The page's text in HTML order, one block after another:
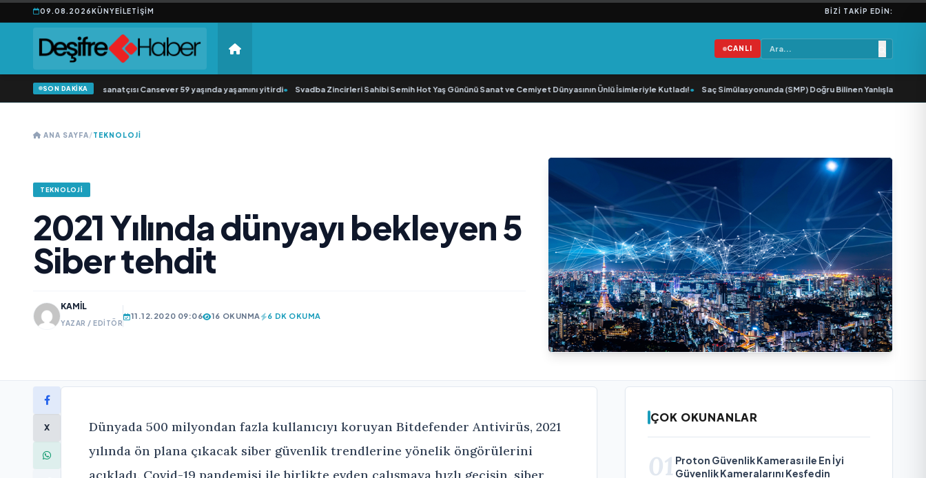
09.08.2026KÜNYEİLETIŞIM BIZI TAKIP EDIN:
CANLI
SON DAKİKA
müziğin sevilen sanatçısı Cansever 59 yaşında yaşamını yitirdi• Svadba Zincirleri Sahibi Semih Hot Yaş Gününü Sanat ve Cemiyet Dünyasının Ünlü İsimleriyle Kutladı!• Saç Simülasyonunda (SMP) Doğru Bilinen Yanlışlar ve
ANA SAYFA/TEKNOLOJI
TEKNOLOJI
2021 Yılında dünyayı bekleyen 5
Siber tehdit
KAMIL
YAZAR / EDITÖR
11.12.2020 09:06 16 OKUNMA 6 DK OKUMA
X
Dünyada 500 milyondan fazla kullanıcıyı koruyan Bitdefender Antivirüs, 2021
yılında ön plana çıkacak siber güvenlik trendlerine yönelik öngörülerini
ÇOK OKUNANLAR
01 Proton Güvenlik Kamerası ile En İyi
Güvenlik Kameralarını Keşfedin